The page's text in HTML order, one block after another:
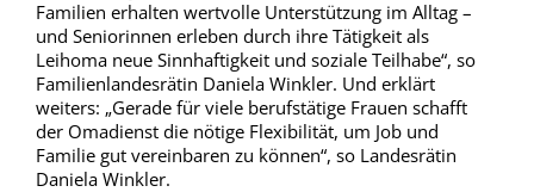
Familien erhalten wertvolle Unterstützung im Alltag –
und Seniorinnen erleben durch ihre Tätigkeit als
Leihoma neue Sinnhaftigkeit und soziale Teilhabe“, so
Familienlandesrätin Daniela Winkler. Und erklärt
weiters: „Gerade für viele berufstätige Frauen schafft
der Omadienst die nötige Flexibilität, um Job und
Familie gut vereinbaren zu können“, so Landesrätin
Daniela Winkler.